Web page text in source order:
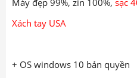
Xách tay USA
+ OS windows 10 bản quyền